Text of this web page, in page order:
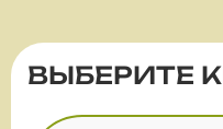
ВЫБЕРИТЕ